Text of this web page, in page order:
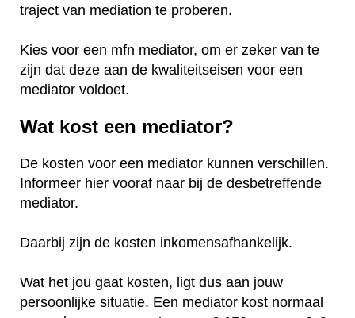
traject van mediation te proberen.
Kies voor een mfn mediator, om er zeker van te
zijn dat deze aan de kwaliteitseisen voor een
mediator voldoet.
Wat kost een mediator?
De kosten voor een mediator kunnen verschillen.
Informeer hier vooraf naar bij de desbetreffende
mediator.
Daarbij zijn de kosten inkomensafhankelijk.
Wat het jou gaat kosten, ligt dus aan jouw
persoonlijke situatie. Een mediator kost normaal